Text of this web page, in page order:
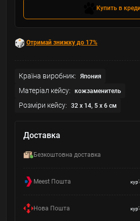
Купить в
Отримай знижку до 17%
Країна виробник: Япония
Матеріал кейсу: кожзаменитель
Розміри кейсу: 32 x 14, 5 x 6 см
Доставка
Безкоштовна доставка
Meest Пошта
Нова Пошта